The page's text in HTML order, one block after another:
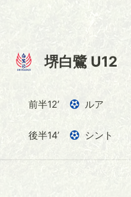
堺白鷺 U12
前半12’ ルア
後半14’ シント